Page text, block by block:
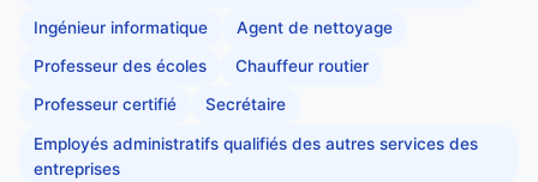
Ingénieur informatique Agent de nettoyage
Professeur des écoles Chauffeur routier
Professeur certifié Secrétaire
Employés administratifs qualifiés des autres services des
entreprises